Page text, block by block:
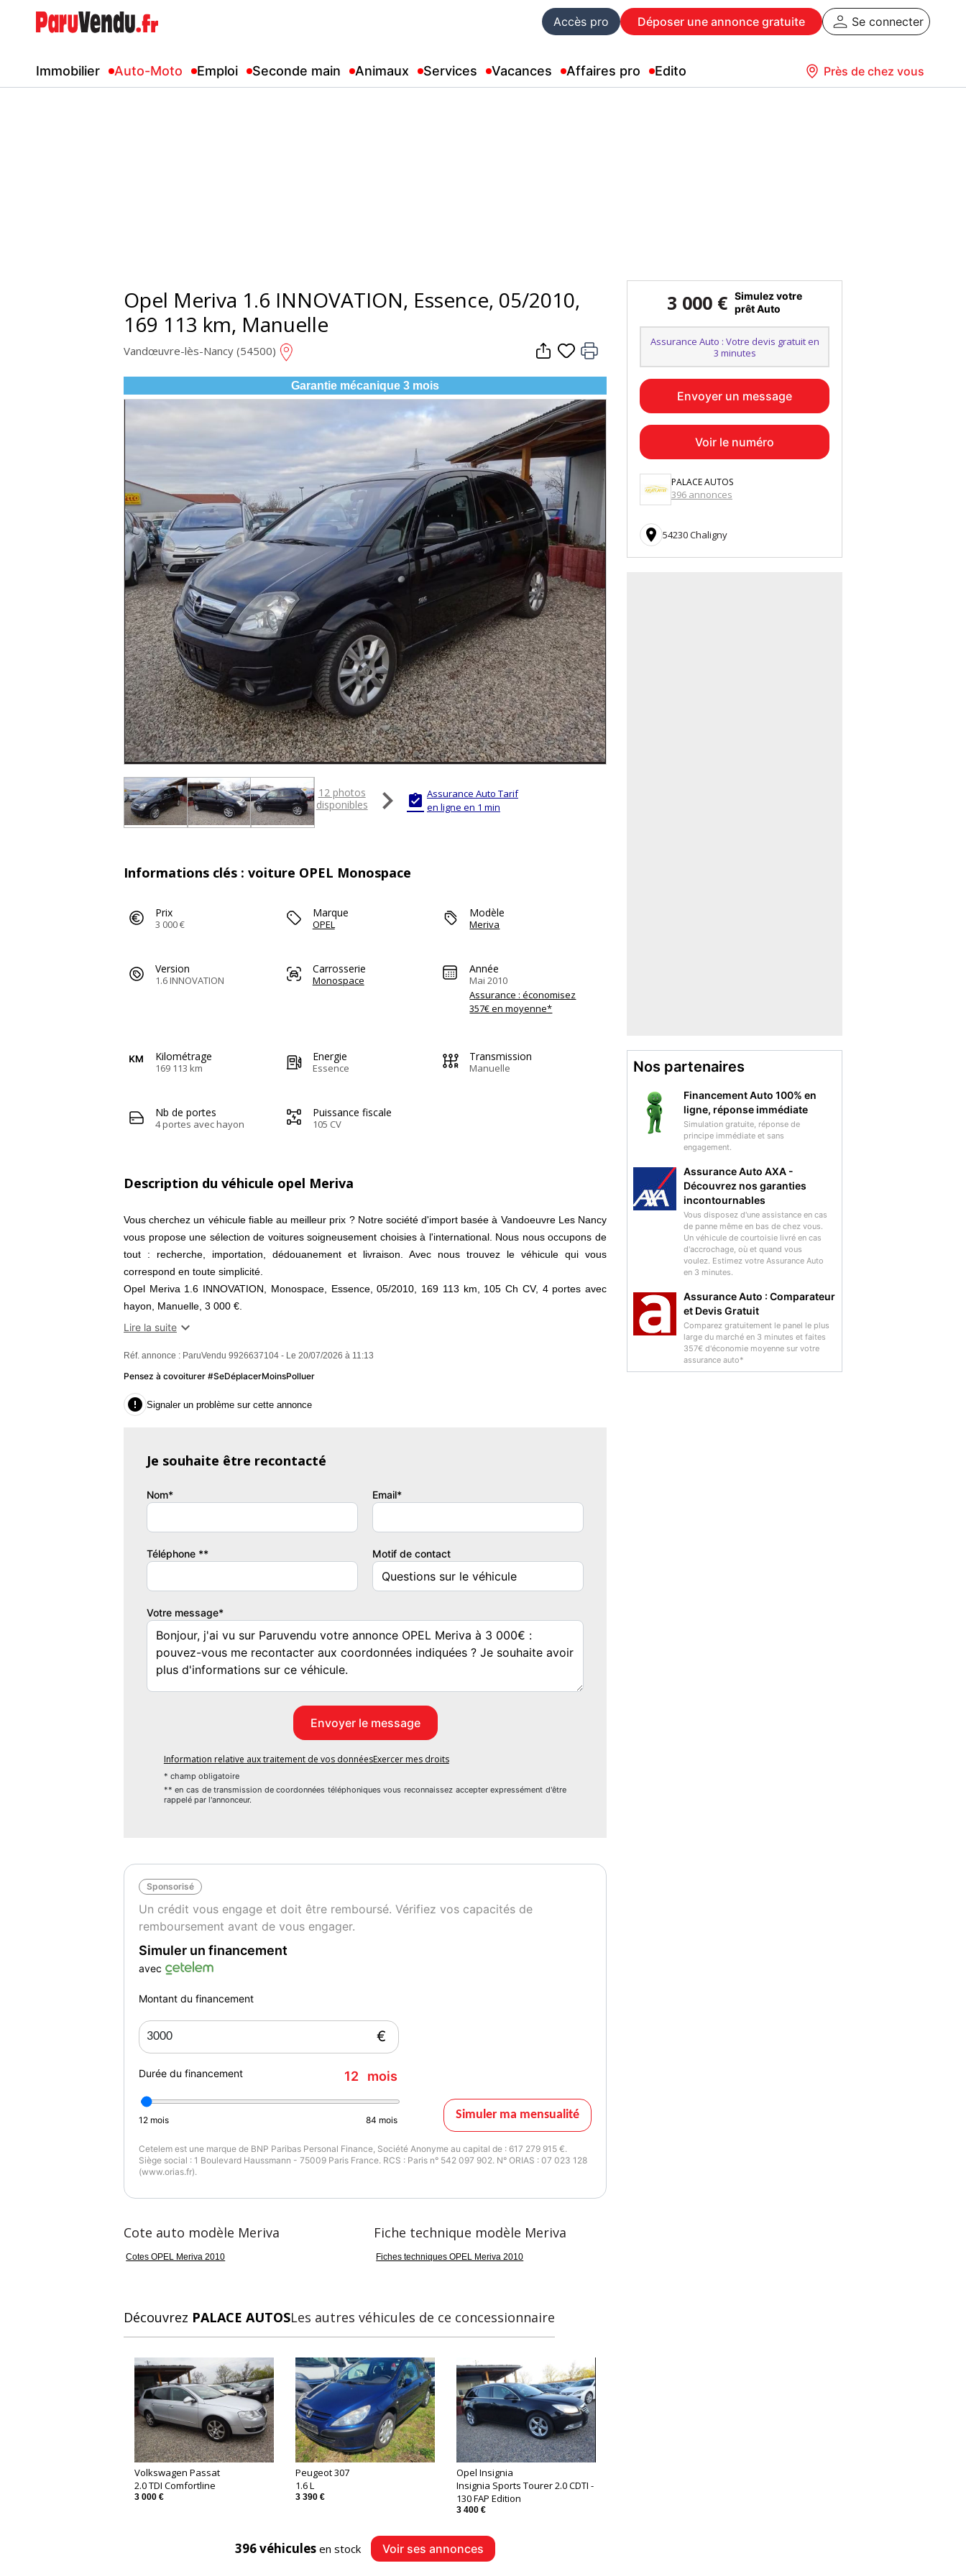
Accès pro Déposer une annonce gratuite Se connecter
Immobilier Auto-Moto Emploi Seconde main Animaux Services Vacances Affaires pro Edito Près de chez vous
Opel Meriva 1.6 INNOVATION, Essence, 05/2010,
169 113 km, Manuelle
Vandœuvre-lès-Nancy (54500)
Garantie mécanique 3 mois
12 photos
disponibles
  Assurance Auto Tarif
en ligne en 1 min
Informations clés : voiture OPEL Monospace
Prix
3 000 €
Marque
OPEL
Modèle
Meriva
Version
1.6 INNOVATION
Carrosserie
Monospace
Année
Mai 2010
Assurance : économisez
357€ en moyenne*
Kilométrage
169 113 km
Energie
Essence
Transmission
Manuelle
Nb de portes
4 portes avec hayon
Puissance fiscale
105 CV
Description du véhicule opel Meriva
Vous cherchez un véhicule fiable au meilleur prix ? Notre société d'import basée à Vandoeuvre Les Nancy
vous propose une sélection de voitures soigneusement choisies à l'international. Nous nous occupons de
tout : recherche, importation, dédouanement et livraison. Avec nous trouvez le véhicule qui vous
correspond en toute simplicité.
Opel Meriva 1.6 INNOVATION, Monospace, Essence, 05/2010, 169 113 km, 105 Ch CV, 4 portes avec
hayon, Manuelle, 3 000 €.
Options:
Accoudoir
Ordinateur embarqué
Lecteur CD
Electr. Régulateur de fenêtre
Volant en cuir
Jantes en alliage
Volant multifonction
Direction assistée
Sièges chauffants
Régulateur de vitesse
Contrôle de traction
Vignette Crit'Air
2
Lire la suite 
Réf. annonce : ParuVendu 9926637104 - Le 20/07/2026 à 11:13
Pensez à covoiturer #SeDéplacerMoinsPolluer
 Signaler un problème sur cette annonce
Je souhaite être recontacté
Nom* Email*
Téléphone ** Motif de contact
Votre message*
Information relative aux traitement de vos donnéesExercer mes droits
* champ obligatoire
** en cas de transmission de coordonnées téléphoniques vous reconnaissez accepter expressément d'être
rappelé par l'annonceur.
Sponsorisé
Un crédit vous engage et doit être remboursé. Vérifiez vos capacités de
remboursement avant de vous engager.
Simuler un financement
avec
Montant du financement
€
Durée du financement 12 mois
12 mois 84 mois Simuler ma mensualité
Cetelem est une marque de BNP Paribas Personal Finance, Société Anonyme au capital de : 617 279 915 €.
Siège social : 1 Boulevard Haussmann - 75009 Paris France. RCS : Paris n° 542 097 902. N° ORIAS : 07 023 128
(www.orias.fr).
Cote auto modèle Meriva
Cotes OPEL Meriva 2010
Fiche technique modèle Meriva
Fiches techniques OPEL Meriva 2010
Découvrez PALACE AUTOSLes autres véhicules de ce concessionnaire
Volkswagen Passat
2.0 TDI Comfortline
3 000 €
Peugeot 307
1.6 L
3 390 €
Opel Insignia
Insignia Sports Tourer 2.0 CDTI -
130 FAP Edition
3 400 €
396 véhicules en stock Voir ses annonces
3 000 € Simulez votre
prêt Auto
Assurance Auto : Votre devis gratuit en
3 minutes
Envoyer un message
Voir le numéro
PALACE AUTOS
396 annonces
 54230 Chaligny
Nos partenaires
Financement Auto 100% en
ligne, réponse immédiate
Simulation gratuite, réponse de
principe immédiate et sans
engagement.
Assurance Auto AXA -
Découvrez nos garanties
incontournables
Vous disposez d'une assistance en cas
de panne même en bas de chez vous.
Un véhicule de courtoisie livré en cas
d'accrochage, où et quand vous
voulez. Estimez votre Assurance Auto
en 3 minutes.
Assurance Auto : Comparateur
et Devis Gratuit
Comparez gratuitement le panel le plus
large du marché en 3 minutes et faites
357€ d'économie moyenne sur votre
assurance auto*